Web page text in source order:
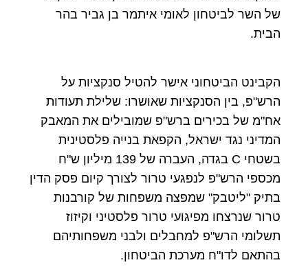
של השר לביטחון לאומי איתמר בן גביר בהר
הבית.
הקבינט הביטחוני אישר להטיל סנקציות על
הרש"פ, בין הסנקציות שאושרו: שלילת תעודות
אח"מ של בכירים ברש"פ שמובילים את המאבק
המדיני נגד ישראל, הקפאת בנייה פלסטינית
בשטחי C בגדה, העברה של 139 מיליון ש"ח
מכספי הרש"פ לנפגעי טרור לצורך קיום פסק הדין
בתיק "ליטבק" שמפצה משפחות של קורבנות
טרור שנרצחו מפיגועי טרור פלסטיני וקיזוז
תשלומי הרש"פ למחבלים ולבני משפחותיהם
בהתאם לדו"ח מערכת הביטחון.